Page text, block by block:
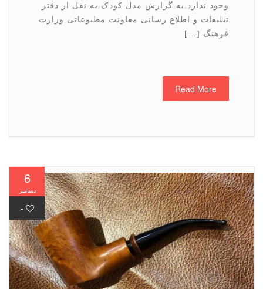
وجود ندارد.به گزارش مدل کودک به نقل از دفتر
تبلیغات و اطلاع رسانی معاونت مطبوعاتی وزارت
فرهنگ […]
Read More
6
دسامبر
-